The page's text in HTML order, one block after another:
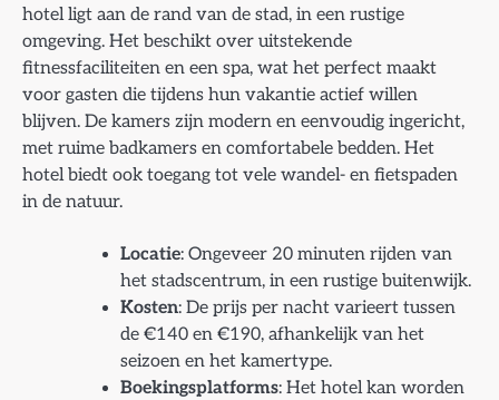
hotel ligt aan de rand van de stad, in een rustige
omgeving. Het beschikt over uitstekende
fitnessfaciliteiten en een spa, wat het perfect maakt
voor gasten die tijdens hun vakantie actief willen
blijven. De kamers zijn modern en eenvoudig ingericht,
met ruime badkamers en comfortabele bedden. Het
hotel biedt ook toegang tot vele wandel- en fietspaden
in de natuur.
Locatie: Ongeveer 20 minuten rijden van
het stadscentrum, in een rustige buitenwijk.
Kosten: De prijs per nacht varieert tussen
de €140 en €190, afhankelijk van het
seizoen en het kamertype.
Boekingsplatforms: Het hotel kan worden